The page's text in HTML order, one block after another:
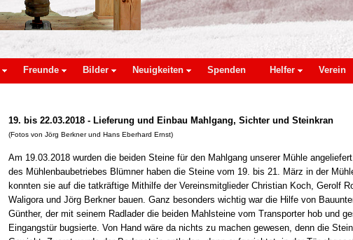
Freunde Bilder Neuigkeiten Spenden Helfer Verein
19. bis 22.03.2018 - Lieferung und Einbau Mahlgang, Sichter und Steinkran
(Fotos von Jörg Berkner und Hans Eberhard Ernst)
Am 19.03.2018 wurden die beiden Steine für den Mahlgang unserer Mühle
des Mühlenbaubetriebes Blümner haben die Steine vom 19. bis 21. März in der
konnten sie auf die tatkräftige Mithilfe der Vereinsmitglieder Christian Koch, Gerolf
Waligora und Jörg Berkner bauen. Ganz besonders wichtig war die Hilfe von
Günther, der mit seinem Radlader die beiden Mahlsteine vom Transporter hob und
Eingangstür bugsierte. Von Hand wäre da nichts zu machen gewesen, denn die